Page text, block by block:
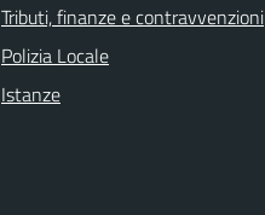
Tributi, finanze e contravvenzioni
Polizia Locale
Istanze